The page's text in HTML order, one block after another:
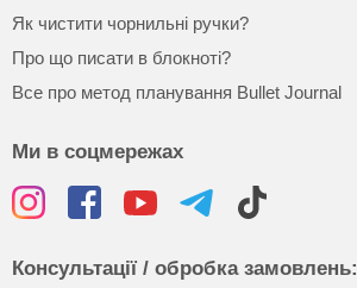
Як чистити чорнильні ручки?
Про що писати в блокноті?
Все про метод планування Bullet Journal
Ми в соцмережах
Консультації / обробка замовлень: